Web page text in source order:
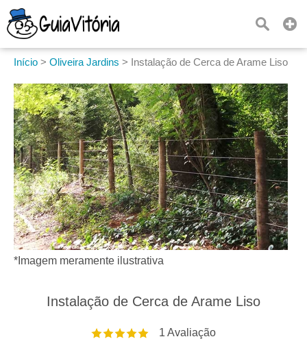
Início > Oliveira Jardins > Instalação de Cerca de Arame Liso
*Imagem meramente ilustrativa
Instalação de Cerca de Arame Liso
1 Avaliação